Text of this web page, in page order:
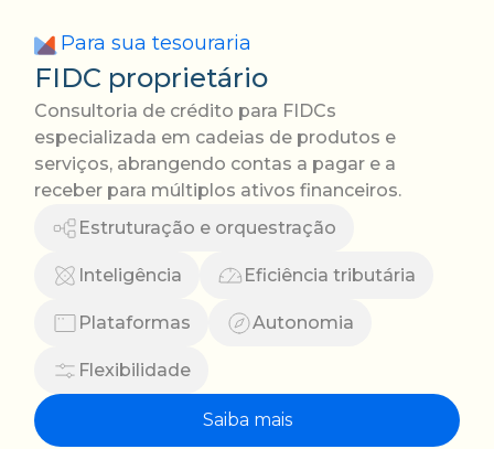
Para sua tesouraria
FIDC proprietário
Consultoria de crédito para FIDCs
especializada em cadeias de produtos e
serviços, abrangendo contas a pagar e a
receber para múltiplos ativos financeiros.
Estruturação e orquestração
Inteligência Eficiência tributária
Plataformas Autonomia
Flexibilidade
Saiba mais